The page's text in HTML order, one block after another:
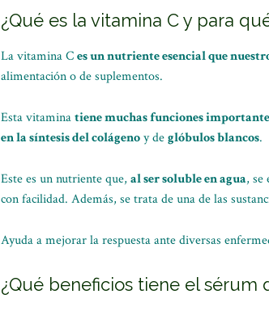
¿Qué es la vitamina C y para
La vitamina Ces un nutriente esencial que
alimentación o de suplementos.
Esta vitaminatiene muchas funciones
en la síntesis del colágenoy deglóbulos blancos.
Este es un nutriente que, al ser soluble en agua, se
con facilidad. Además, se trata de una de las
Ayuda a mejorar la respuesta ante diversas
¿Qué beneficios tiene el sérum